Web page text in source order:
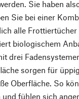
Sie haben
Sie bei einer
alle
biologischem
drei
sorgen für
Oberfläche. So
fühlen sich